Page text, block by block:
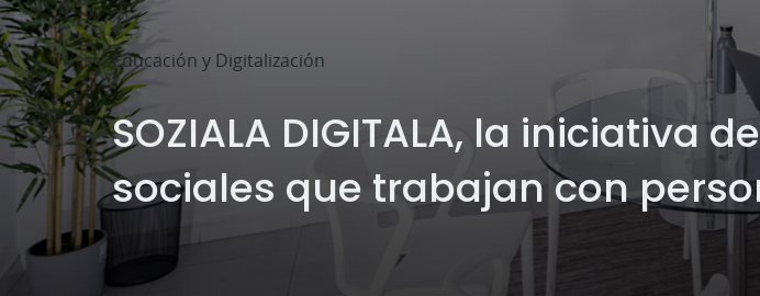
Educación y Digitalización
SOZIALA DIGITALA, la iniciativa
sociales que trabajan con